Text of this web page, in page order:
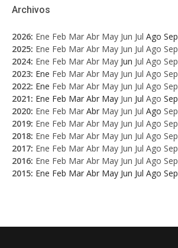
Archivos
2026: Ene Feb Mar Abr May Jun Jul Ago Sep
2025: Ene Feb Mar Abr May Jun Jul Ago Sep
2024: Ene Feb Mar Abr May Jun Jul Ago Sep
2023: Ene Feb Mar Abr May Jun Jul Ago Sep
2022: Ene Feb Mar Abr May Jun Jul Ago Sep
2021: Ene Feb Mar Abr May Jun Jul Ago Sep
2020: Ene Feb Mar Abr May Jun Jul Ago Sep
2019: Ene Feb Mar Abr May Jun Jul Ago Sep
2018: Ene Feb Mar Abr May Jun Jul Ago Sep
2017: Ene Feb Mar Abr May Jun Jul Ago Sep
2016: Ene Feb Mar Abr May Jun Jul Ago Sep
2015: Ene Feb Mar Abr May Jun Jul Ago Sep